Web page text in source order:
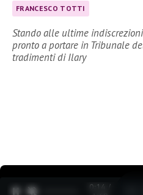
FRANCESCO TOTTI
Stando alle ultime
pronto a portare in Tribunale
tradimenti di Ilary
0:15 /